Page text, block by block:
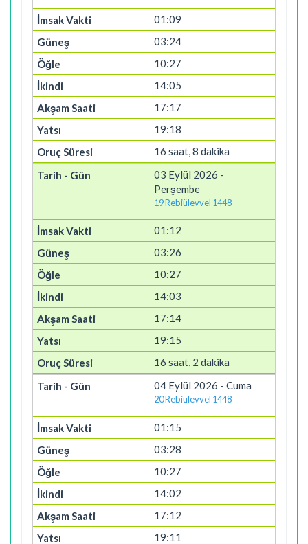
01:09
03:24
10:27
14:05
17:17
19:18
16 saat, 8 dakika
03 Eylül 2026 -
Perşembe
19 Rebiülevvel 1448
01:12
03:26
10:27
14:03
17:14
19:15
16 saat, 2 dakika
04 Eylül 2026 - Cuma
20 Rebiülevvel 1448
01:15
03:28
10:27
14:02
17:12
19:11